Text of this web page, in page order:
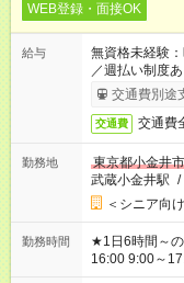
WEB登録・面接OK
給与
無資格未経験
／週払い制度
了次第のお支
交通費別途
交通費 交通費
勤務地
東京都小金井市
武蔵小金井駅 /
＜シニア向
勤務時間
★1日6時間～の時短シフトOK ★
16:00 9:00～17:00
場合、他のお